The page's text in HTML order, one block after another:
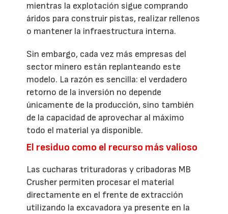
mientras la explotación sigue comprando
áridos para construir pistas, realizar rellenos
o mantener la infraestructura interna.
Sin embargo, cada vez más empresas del
sector minero están replanteando este
modelo. La razón es sencilla: el verdadero
retorno de la inversión no depende
únicamente de la producción, sino también
de la capacidad de aprovechar al máximo
todo el material ya disponible.
El residuo como el recurso más valioso
Las cucharas trituradoras y cribadoras MB
Crusher permiten procesar el material
directamente en el frente de extracción
utilizando la excavadora ya presente en la